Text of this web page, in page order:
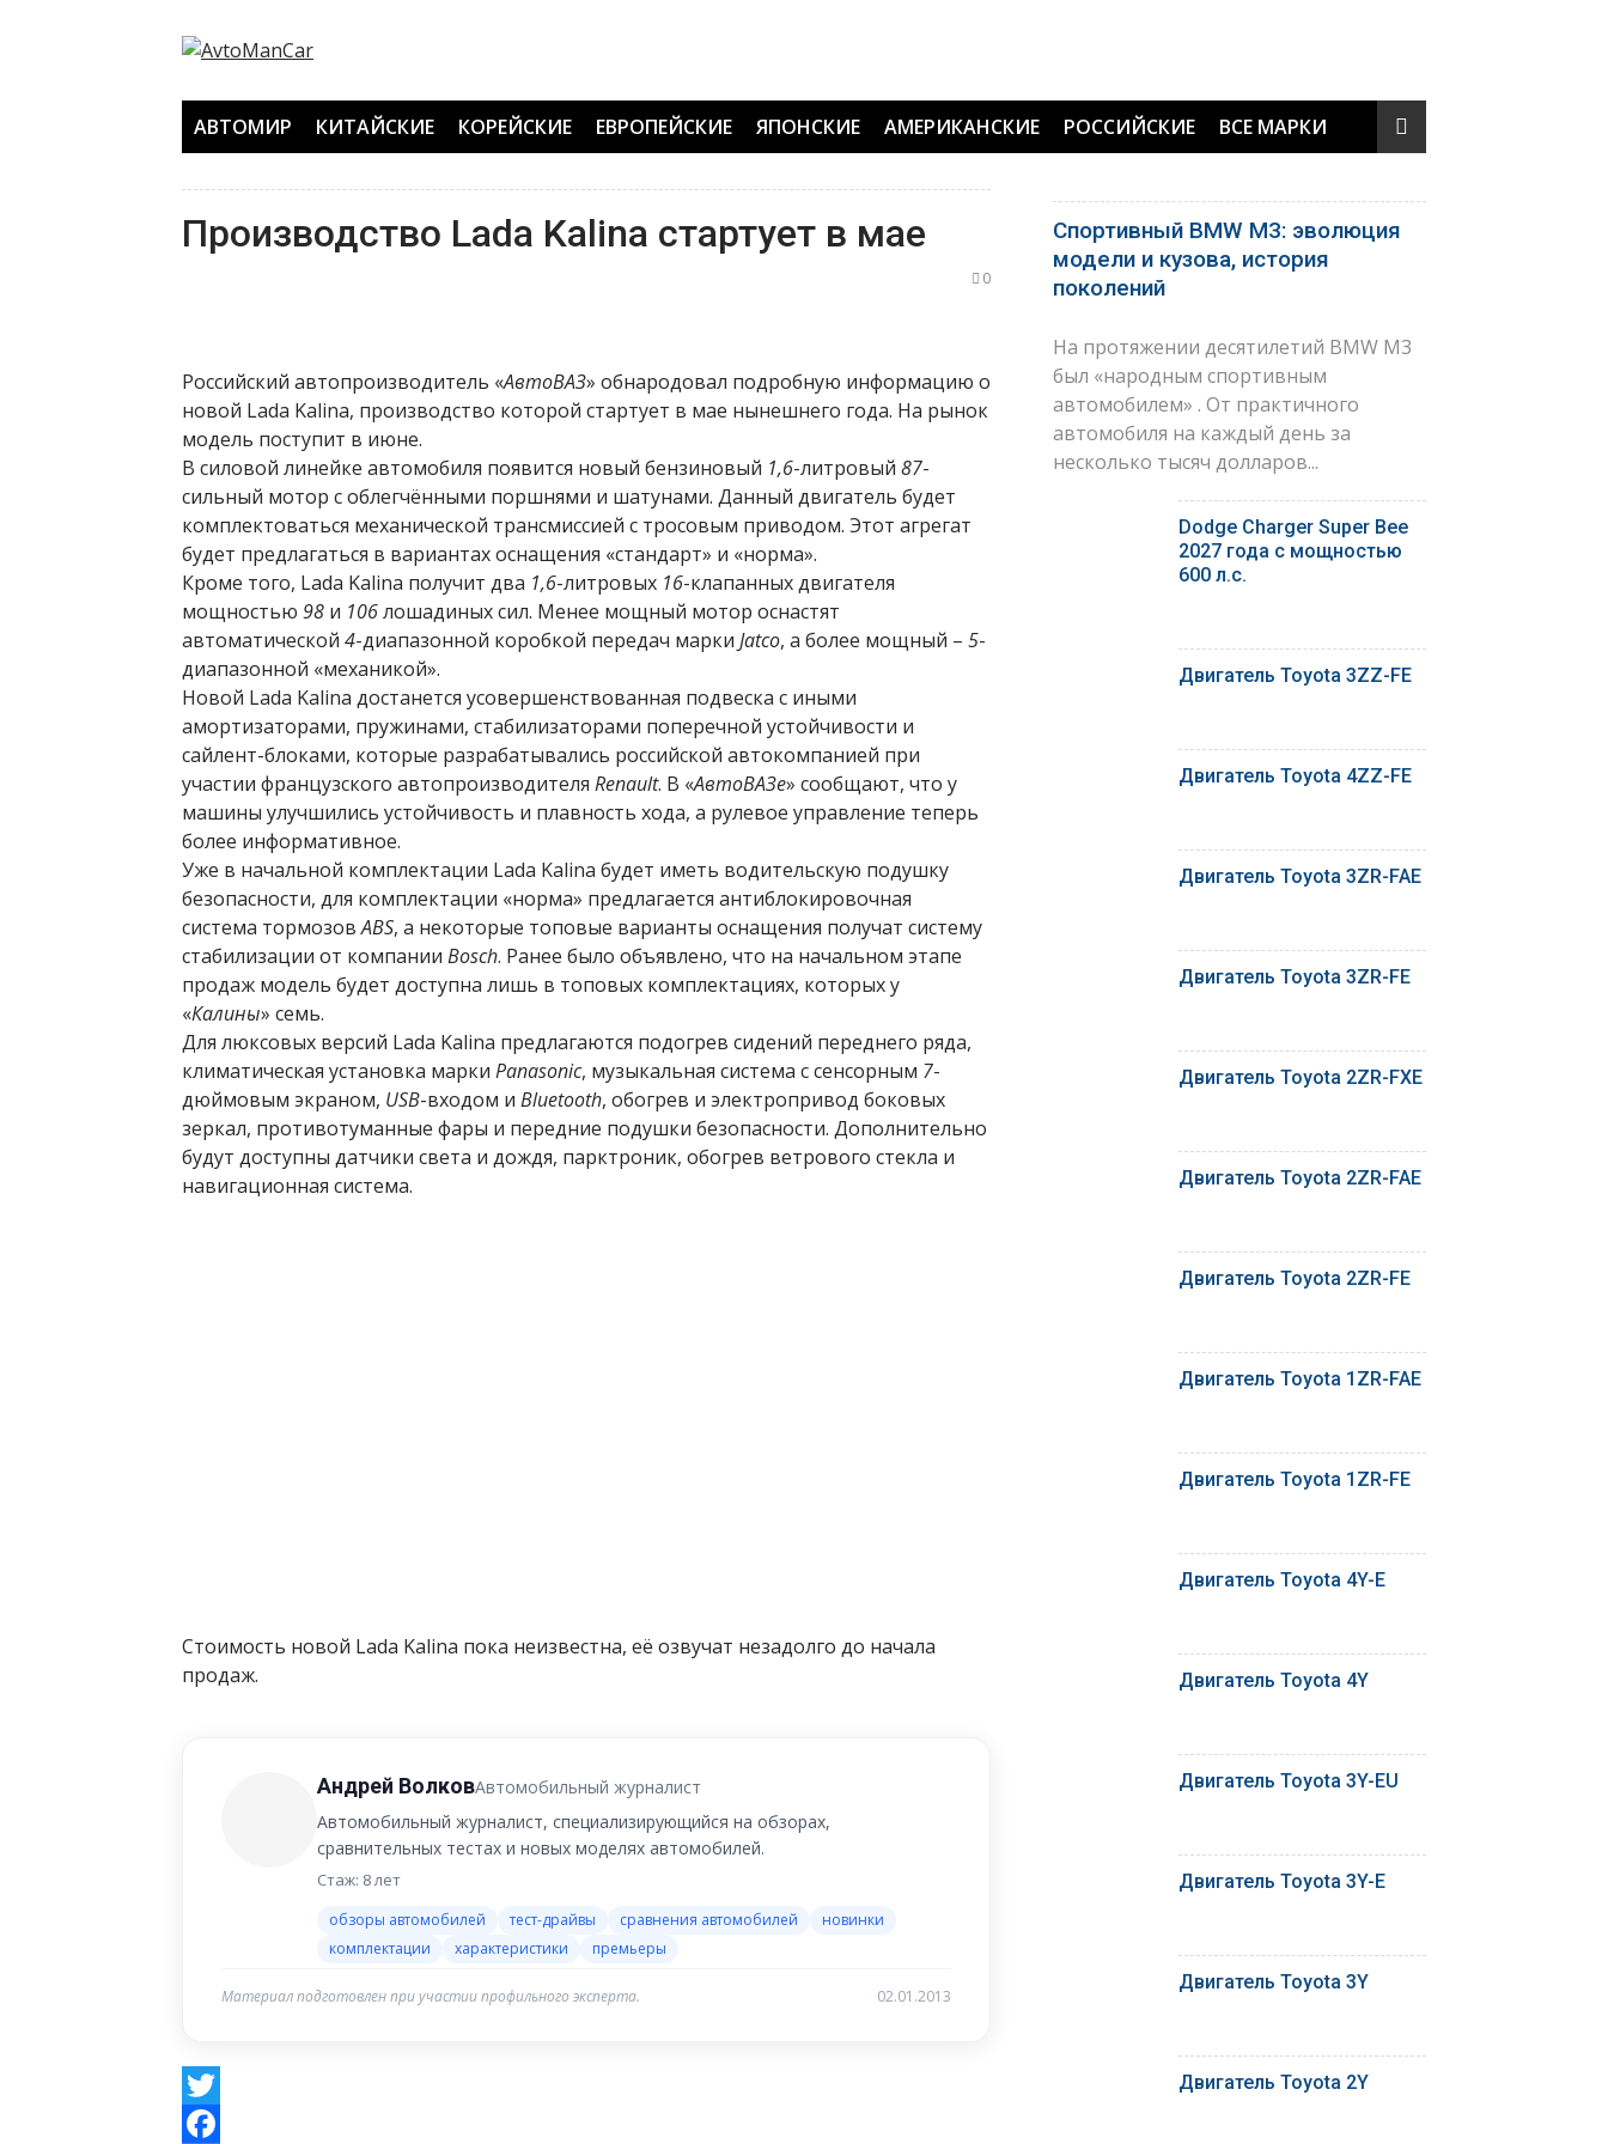
АВТОМИР КИТАЙСКИЕ КОРЕЙСКИЕ ЕВРОПЕЙСКИЕ ЯПОНСКИЕ АМЕРИКАНСКИЕ РОССИЙСКИЕ ВСЕ МАРКИ
Производство Lada Kalina стартует в мае
0
Российский автопроизводитель «АвтоВАЗ» обнародовал подробную информацию о
новой Lada Kalina, производство которой стартует в мае нынешнего года. На рынок
модель поступит в июне.
В силовой линейке автомобиля появится новый бензиновый 1,6-литровый 87-
сильный мотор с облегчёнными поршнями и шатунами. Данный двигатель будет
комплектоваться механической трансмиссией с тросовым приводом. Этот агрегат
будет предлагаться в вариантах оснащения «стандарт» и «норма».
Кроме того, Lada Kalina получит два 1,6-литровых 16-клапанных двигателя
мощностью 98 и 106лошадиных сил. Менее мощный мотор оснастят
автоматической 4-диапазонной коробкой передач марки Jatco, а более мощный – 5-
диапазонной «механикой».
Новой Lada Kalina достанется усовершенствованная подвеска с иными
амортизаторами, пружинами, стабилизаторами поперечной устойчивости и
сайлент-блоками, которые разрабатывались российской автокомпанией при
участии французского автопроизводителя Renault. В «АвтоВАЗе» сообщают, что у
машины улучшились устойчивость и плавность хода, а рулевое управление теперь
более информативное.
Уже в начальной комплектации Lada Kalina будет иметь водительскую подушку
безопасности, для комплектации «норма» предлагается антиблокировочная
система тормозовABS, а некоторые топовые варианты оснащения получат систему
стабилизации от компании Bosch. Ранее было объявлено, что на начальном этапе
продаж модель будет доступна лишь в топовых комплектациях, которых у
«Калины» семь.
Для люксовых версий Lada Kalina предлагаются подогрев сидений переднего ряда,
климатическая установка марки Panasonic, музыкальная система с сенсорным 7-
дюймовым экраном, USB-входом и Bluetooth, обогрев и электропривод боковых
зеркал, противотуманные фары и передние подушки безопасности. Дополнительно
будут доступны датчики света и дождя, парктроник, обогрев ветрового стекла и
навигационная система.
Стоимость новой Lada Kalina пока неизвестна, её озвучат незадолго до начала
продаж.
Андрей ВолковАвтомобильный журналист
Автомобильный журналист, специализирующийся на обзорах,
сравнительных тестах и новых моделях автомобилей.
Стаж: 8 лет
обзоры автомобилей тест-драйвы сравнения автомобилей
новинки
комплектации
характеристики премьеры
Материал подготовлен при участии профильного эксперта. 02.01.2013
Twitter
Спортивный BMW M3: эволюция
модели и кузова, история
поколений
На протяжении десятилетий BMW M3
был «народным спортивным
автомобилем» . От практичного
автомобиля на каждый день за
несколько тысяч долларов...
Dodge Charger Super Bee
2027 года с мощностью
600 л.с.
Двигатель Toyota 3ZZ-FE
Двигатель Toyota 4ZZ-FE
Двигатель Toyota 3ZR-FAE
Двигатель Toyota 3ZR-FE
Двигатель Toyota 2ZR-FXE
Двигатель Toyota 2ZR-FAE
Двигатель Toyota 2ZR-FE
Двигатель Toyota 1ZR-FAE
Двигатель Toyota 1ZR-FE
Двигатель Toyota 4Y-E
Двигатель Toyota 4Y
Двигатель Toyota 3Y-EU
Двигатель Toyota 3Y-E
Двигатель Toyota 3Y
Двигатель Toyota 2Y